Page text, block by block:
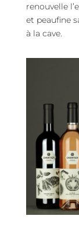
renouvelle
et peaufine
à la cave.